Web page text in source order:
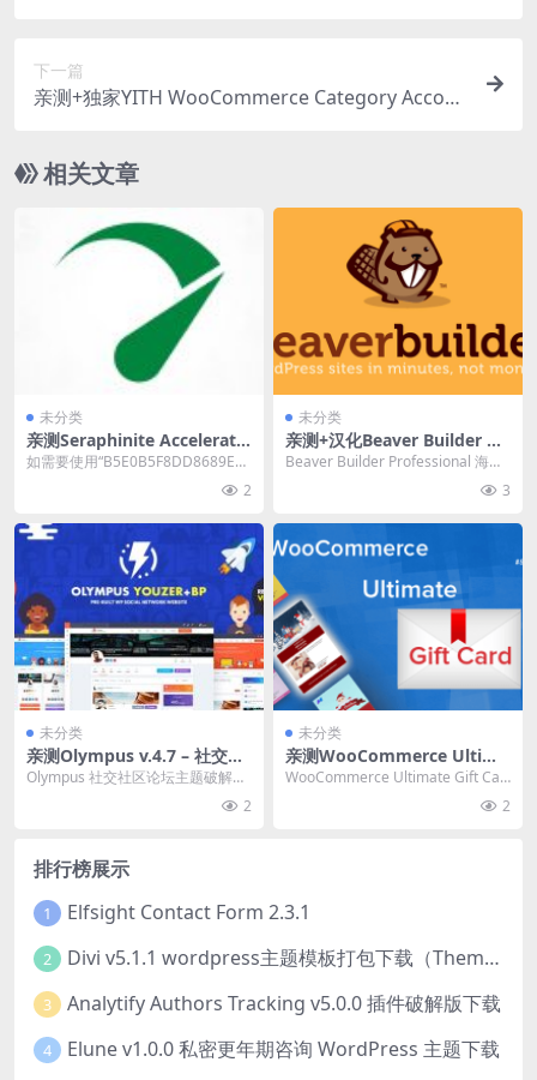
下一篇
亲测+独家YITH WooCommerce Category Accord
件下载
相关文章
未分类
亲测Seraphinite Accelerato
r Premium v2.29.1 网站加速
如需要使用“B5E0B5F8DD8689E6
2
未分类
亲测+汉化Beaver Builder Pr
ofessional（核心） v2.10.1.
视化网页构建器插件下载+汉
Beaver Builder Professional 海狸
3
未分类
亲测Olympus v.4.7 – 社交社
区论坛主题破解版免费下载
Olympus 社交社区论坛主题破解版
2
未分类
亲测WooCommerce Ultima
te Gift Card v2.9.6 WooCo
WooCommerce Ultimate Gift Car
2
排行榜展示
1 Elfsight Contact Form 2.3.1
2 Divi v5.1.1 wordpress主题模板打包下载（Theme + Builder+ Extra Theme + Templates + Layouts + PSD）
3 Analytify Authors Tracking v5.0.0 插件破解版下载
4 Elune v1.0.0 私密更年期咨询 WordPress 主题下载